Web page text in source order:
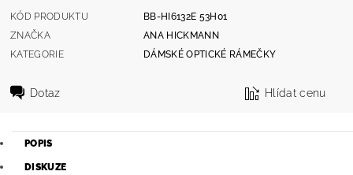
KÓD PRODUKTU
BB-HI6132E 53H01
ZNAČKA
ANA HICKMANN
KATEGORIE
DÁMSKÉ OPTICKÉ RÁMEČKY
Dotaz Hlídat cenu
POPIS
DISKUZE